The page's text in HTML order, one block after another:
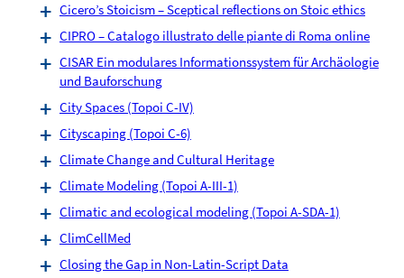
Cicero’s Stoicism – Sceptical reflections on Stoic ethics
CIPRO – Catalogo illustrato delle piante di Roma online
CISAR Ein modulares Informationssystem für Archäologie
und Bauforschung
City Spaces (Topoi C-IV)
Cityscaping (Topoi C-6)
Climate Change and Cultural Heritage
Climate Modeling (Topoi A-III-1)
Climatic and ecological modeling (Topoi A-SDA-1)
ClimCellMed
Closing the Gap in Non-Latin-Script Data